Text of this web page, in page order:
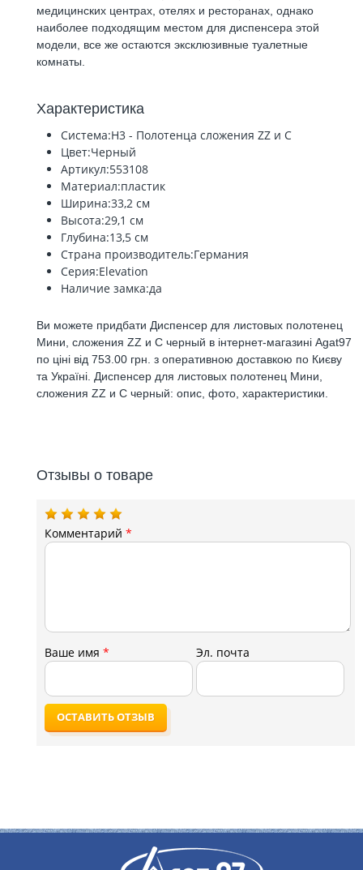
медицинских центрах, отелях и ресторанах, однако
наиболее подходящим местом для диспенсера этой
модели, все же остаются эксклюзивные туалетные
комнаты.
Характеристика
Cистема:H3 - Полотенца сложения ZZ и С
Цвет:Черный
Артикул:553108
Материал:пластик
Ширина:33,2 см
Высота:29,1 см
Глубина:13,5 см
Страна производитель:Германия
Серия:Elevation
Наличие замка:да
Ви можете придбати Диспенсер для листовых полотенец
Мини, сложения ZZ и C черный в інтернет-магазині Agat97
по ціні від 753.00 грн. з оперативною доставкою по Києву
та Україні. Диспенсер для листовых полотенец Мини,
сложения ZZ и C черный: опис, фото, характеристики.
Отзывы о товаре
Комментарий*
Ваше имя* Эл. почта
ОСТАВИТЬ ОТЗЫВ